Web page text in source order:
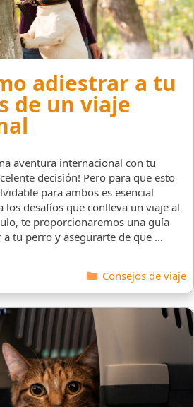
adiestrar a tu
de un viaje
aventura internacional con tu
decisión! Pero para que esto
para ambos es esencial
los desafíos que conlleva un viaje al
te proporcionaremos una guía
tu perro y asegurarte de que …
Categorías
Consejos de viaje